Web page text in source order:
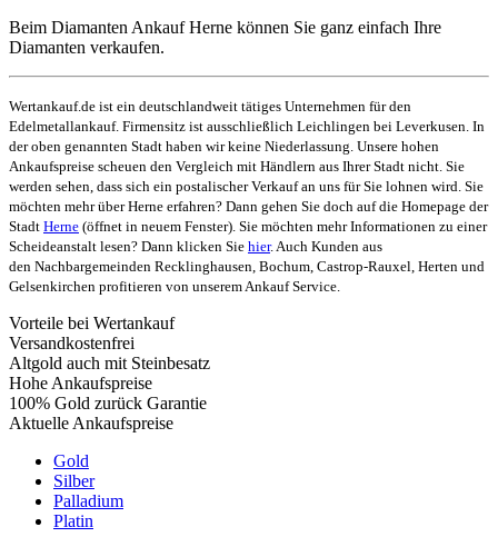
Beim Diamanten Ankauf Herne können Sie ganz einfach Ihre
Diamanten verkaufen.
Wertankauf.de ist ein deutschlandweit tätiges Unternehmen für den
Edelmetallankauf. Firmensitz ist ausschließlich Leichlingen bei Leverkusen. In
der oben genannten Stadt haben wir keine Niederlassung. Unsere hohen
Ankaufspreise scheuen den Vergleich mit Händlern aus Ihrer Stadt nicht. Sie
werden sehen, dass sich ein postalischer Verkauf an uns für Sie lohnen wird. Sie
möchten mehr über Herne erfahren? Dann gehen Sie doch auf die Homepage der
Stadt Herne (öffnet in neuem Fenster). Sie möchten mehr Informationen zu einer
Scheideanstalt lesen? Dann klicken Sie hier. Auch Kunden aus
den Nachbargemeinden Recklinghausen, Bochum, Castrop-Rauxel, Herten und
Gelsenkirchen profitieren von unserem Ankauf Service.
Vorteile bei Wertankauf
Versandkostenfrei
Altgold auch mit Steinbesatz
Hohe Ankaufspreise
100% Gold zurück Garantie
Aktuelle Ankaufspreise
Gold
Silber
Palladium
Platin